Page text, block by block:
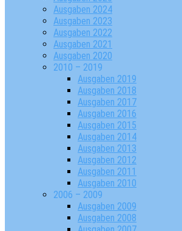
Ausgaben 2024
Ausgaben 2023
Ausgaben 2022
Ausgaben 2021
Ausgaben 2020
2010 – 2019
Ausgaben 2019
Ausgaben 2018
Ausgaben 2017
Ausgaben 2016
Ausgaben 2015
Ausgaben 2014
Ausgaben 2013
Ausgaben 2012
Ausgaben 2011
Ausgaben 2010
2006 – 2009
Ausgaben 2009
Ausgaben 2008